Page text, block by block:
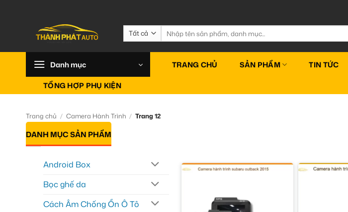
Tìm
kiếm:
Danh mục TRANG CHỦ SẢN PHẨM TIN TỨC
TỔNG HỢP PHỤ KIỆN
Trang chủ / Camera Hành Trình / Trang 12
DANH MỤC SẢN PHẨM
Android Box
Bọc ghế da
Cách Âm Chống Ồn Ô Tô